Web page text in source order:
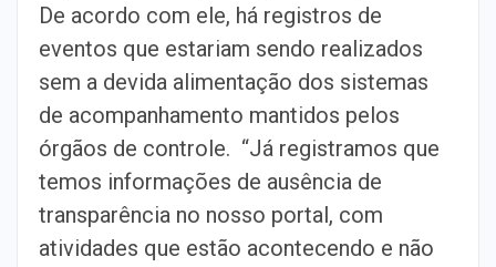
De acordo com ele, há registros de
eventos que estariam sendo realizados
sem a devida alimentação dos sistemas
de acompanhamento mantidos pelos
órgãos de controle. “Já registramos que
temos informações de ausência de
transparência no nosso portal, com
atividades que estão acontecendo e não